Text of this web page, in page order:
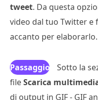
tweet. Da questa
video dal tuo Twitter e
accanto per elaborarlo.
Passaggio
3
Sotto la
fileScarica
di output in GIF - GIF